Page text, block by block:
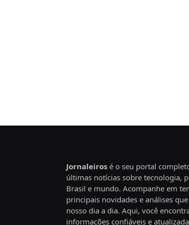
Jornaleiros é o seu portal
últimas notícias sobre tecnologia,
Brasil e mundo. Acompanhe em
principais novidades e análises
nosso dia a dia. Aqui, você
informações confiáveis e